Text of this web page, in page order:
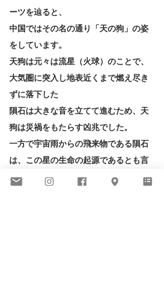
ーツを辿ると、
中国ではその名の通り「天の狗」の姿
をしています。
天狗は元々は流星（火球）のことで、
大気圏に突入し地表近くまで燃え尽き
ずに落下した
隕石は大きな音を立てて進むため、天
狗は災禍をもたらす凶兆でした。
一方で宇宙雨からの飛来物である隕石
は、この星の生命の起源であるとも言
われており、